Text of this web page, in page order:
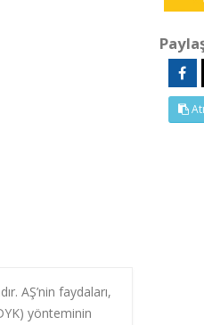
AŞ’nin faydaları,
yönteminin